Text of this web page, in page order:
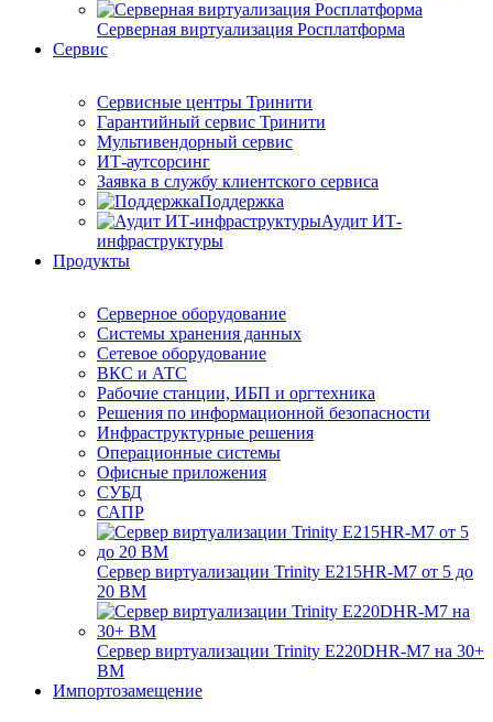
Серверная виртуализация Росплатформа
Сервис
Сервисные центры Тринити
Гарантийный сервис Тринити
Мультивендорный сервис
ИТ-аутсорсинг
Заявка в службу клиентского сервиса
Поддержка
Аудит ИТ-
инфраструктуры
Продукты
Серверное оборудование
Системы хранения данных
Сетевое оборудование
ВКС и АТС
Рабочие станции, ИБП и оргтехника
Решения по информационной безопасности
Инфраструктурные решения
Операционные системы
Офисные приложения
СУБД
САПР
Сервер виртуализации Trinity E215HR-M7 от 5 до
20 ВМ
Сервер виртуализации Trinity E220DHR-M7 на 30+
ВМ
Импортозамещение